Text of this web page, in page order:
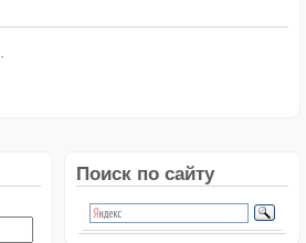
Поиск по сайту